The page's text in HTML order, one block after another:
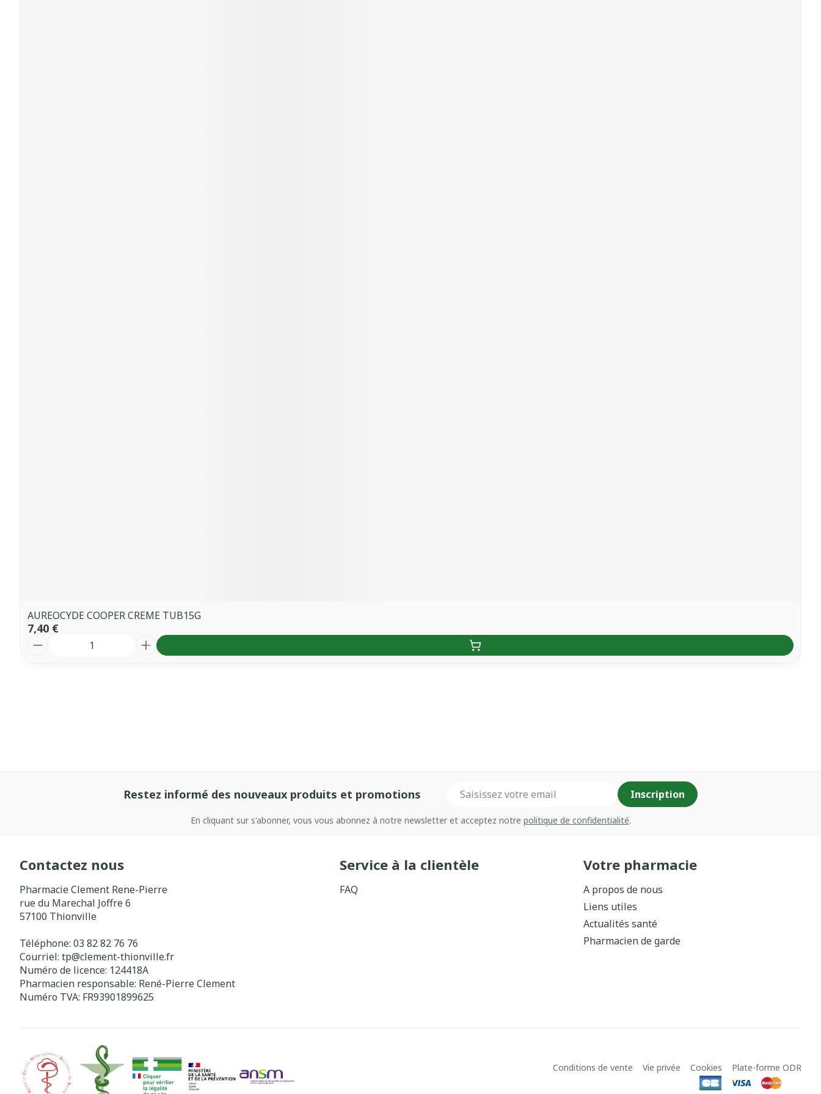
AUREOCYDE COOPER CREME TUB15G
7,40 €
Restez informé des nouveaux produits et promotions Inscription
En cliquant sur s'abonner, vous vous abonnez à notre newsletter et acceptez notre politique de confidentialité.
Contactez nous
Pharmacie Clement Rene-Pierre
rue du Marechal Joffre 6
57100 Thionville
Téléphone: 03 82 82 76 76
Courriel: tp@clement-thionville.fr
Numéro de licence: 124418A
Pharmacien responsable: René-Pierre Clement
Numéro TVA: FR93901899625
Service à la clientèle
FAQ
Votre pharmacie
A propos de nous
Liens utiles
Actualités santé
Pharmacien de garde
Conditions de vente Vie privée Cookies Plate-forme ODR